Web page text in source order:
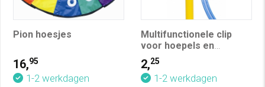
Pion hoesjes
16,95
1-2 werkdagen
Multifunctionele clip
voor hoepels en
stokken
2,25
1-2 werkdagen